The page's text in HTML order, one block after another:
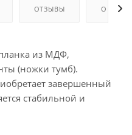
ОТЗЫВЫ ОПЛАТА
из МДФ,
(ножки тумб).
завершенный
стабильной и